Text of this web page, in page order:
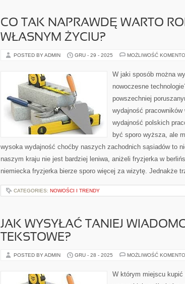
CO TAK NAPRAWDĘ WARTO
WŁASNYM ŻYCIU?
POSTED BY ADMIN GRU - 29 - 2025 MOŻLIWOŚĆ
W jaki sposób można
nowoczesne
powszechniej
wydajność
wydajność polskich
być sporo wyższa, ale
wysoka wydajność choćby naszych zachodnich sąsiadów to
naszym kraju nie jest bardziej leniwa, aniżeli fryzjerka w
niemiecka fryzjerka bierze sporo więcej za wizytę. Jednakże
CATEGORIES: NOWOŚCI I TRENDY
JAK WYSYŁAĆ TANIEJ
TEKSTOWE?
POSTED BY ADMIN GRU - 28 - 2025 MOŻLIWOŚĆ
W którym miejscu kupić